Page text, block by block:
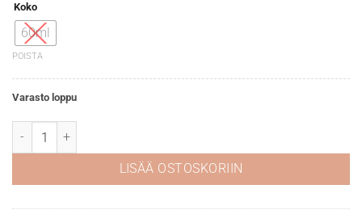
Koko
60ml
POISTA
Varasto loppu
WN Professional akryyli 554 Raw umber määrä
LISÄÄ OSTOSKORIIN